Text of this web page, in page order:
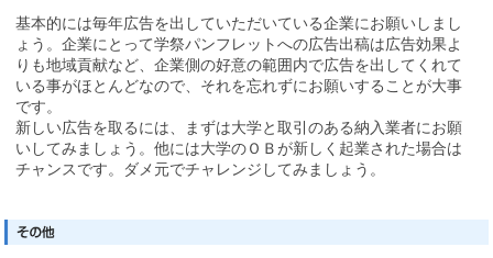
基本的には毎年広告を出していただいている企業にお願いしまし
ょう。企業にとって学祭パンフレットへの広告出稿は広告効果よ
りも地域貢献など、企業側の好意の範囲内で広告を出してくれて
いる事がほとんどなので、それを忘れずにお願いすることが大事
です。
新しい広告を取るには、まずは大学と取引のある納入業者にお願
いしてみましょう。他には大学のＯＢが新しく起業された場合は
チャンスです。ダメ元でチャレンジしてみましょう。